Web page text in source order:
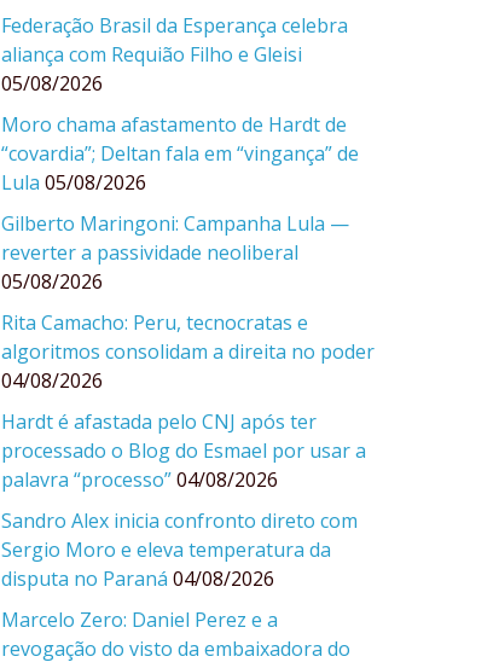
Federação Brasil da Esperança celebra
aliança com Requião Filho e Gleisi
05/08/2026
Moro chama afastamento de Hardt de
“covardia”; Deltan fala em “vingança” de
Lula 05/08/2026
Gilberto Maringoni: Campanha Lula —
reverter a passividade neoliberal
05/08/2026
Rita Camacho: Peru, tecnocratas e
algoritmos consolidam a direita no poder
04/08/2026
Hardt é afastada pelo CNJ após ter
processado o Blog do Esmael por usar a
palavra “processo”04/08/2026
Sandro Alex inicia confronto direto com
Sergio Moro e eleva temperatura da
disputa no Paraná 04/08/2026
Marcelo Zero: Daniel Perez e a
revogação do visto da embaixadora do